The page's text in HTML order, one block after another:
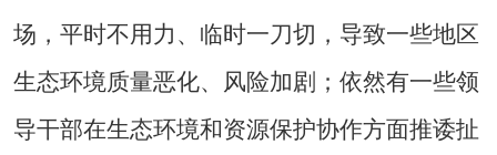
场，平时不用力、临时一刀切，导致一些地区
生态环境质量恶化、风险加剧；依然有一些领
导干部在生态环境和资源保护协作方面推诿扯